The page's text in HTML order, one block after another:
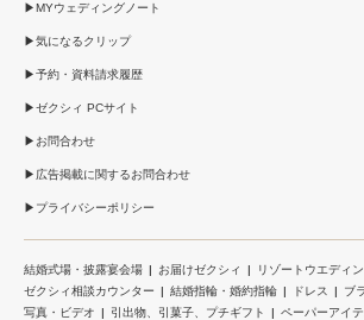
MYウェディングノート
気になるクリップ
予約・資料請求履歴
ゼクシィ PCサイト
お問合わせ
広告掲載に関するお問合わせ
プライバシーポリシー
結婚式場・披露宴会場 お届けゼクシィ リゾートウエディ
ゼクシィ相談カウンター
結婚指輪・婚約指輪 ドレス ブ
写真・ビデオ
引出物、引菓子、プチギフト ペーパーアイ